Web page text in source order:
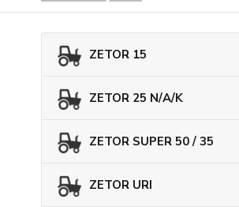
ZETOR 15
ZETOR 25 N/A/K
ZETOR SUPER 50 / 35
ZETOR URI